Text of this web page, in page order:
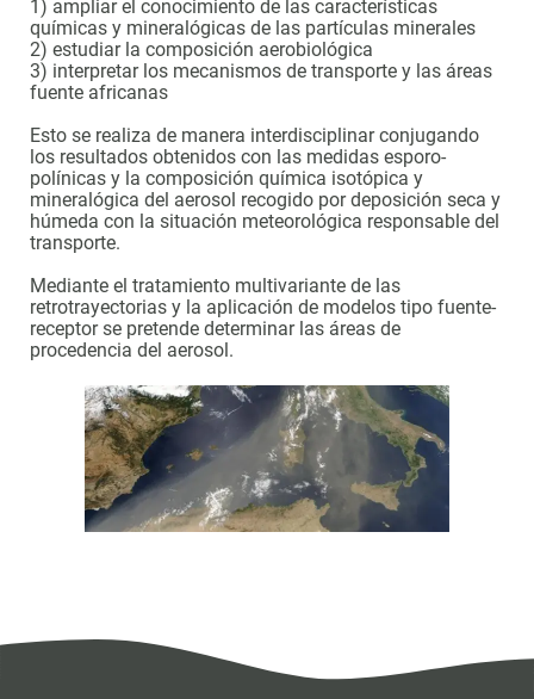
1) ampliar el conocimiento de las características
químicas y mineralógicas de las partículas minerales
2) estudiar la composición aerobiológica
3) interpretar los mecanismos de transporte y las áreas
fuente africanas
Esto se realiza de manera interdisciplinar conjugando
los resultados obtenidos con las medidas esporo-
polínicas y la composición química isotópica y
mineralógica del aerosol recogido por deposición seca y
húmeda con la situación meteorológica responsable del
transporte.
Mediante el tratamiento multivariante de las
retrotrayectorias y la aplicación de modelos tipo fuente-
receptor se pretende determinar las áreas de
procedencia del aerosol.